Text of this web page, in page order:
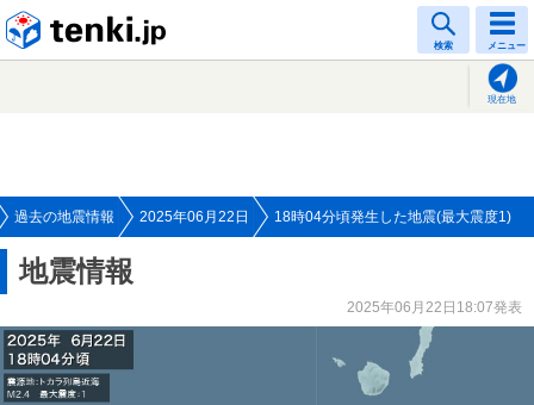
検索 メニュー
現在地
過去の地震情報 2025年06月22日 18時04分頃発生した地震(最大震度1)
地震情報
2025年06月22日18:07発表